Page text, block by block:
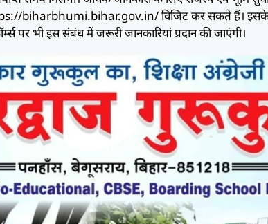
biharbhumi.bihar.gov.in/ विजिट कर सकते हैं। इसके
पर भी इस संबंध में जरूरी जानकारियां प्रदान की जाएंगी।